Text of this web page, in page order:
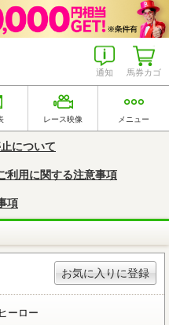
馬券カゴ
通知
レース映像 メニュー
について
利用に関する注意事項
項
お気に入りに登録
ーロー